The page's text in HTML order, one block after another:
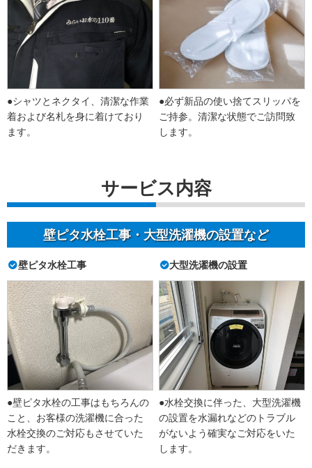
●シャツとネクタイ、清潔な作業
着および名札を身に着けており
ます。
●必ず新品の使い捨てスリッパを
ご持参。清潔な状態でご訪問致
します。
サービス内容
壁ピタ水栓工事・大型洗濯機の設置など
壁ピタ水栓工事
●壁ピタ水栓の工事はもちろんの
こと、お客様の洗濯機に合った
水栓交換のご対応もさせていた
だきます。
大型洗濯機の設置
●水栓交換に伴った、大型洗濯機
の設置を水漏れなどのトラブル
がないよう確実なご対応をいた
します。